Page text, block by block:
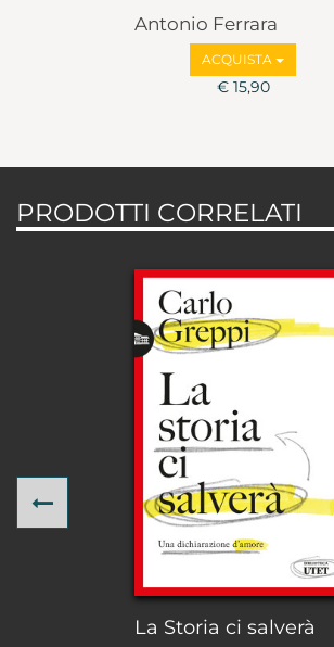
Antonio Ferrara
ACQUISTA
€ 15,90
PRODOTTI CORRELATI
La Storia ci salverà
Previous